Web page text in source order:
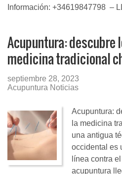
Información: +34619847798 –
Acupuntura: descubre
medicina tradicional
septiembre 28, 2023
Acupuntura Noticias
Acupuntura:
la medicina
una antigua
occidental es
línea contra
acupuntura